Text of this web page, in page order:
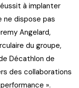
à implanter
ne dispose pas
Angelard,
du groupe,
Décathlon de
des collaborations
».